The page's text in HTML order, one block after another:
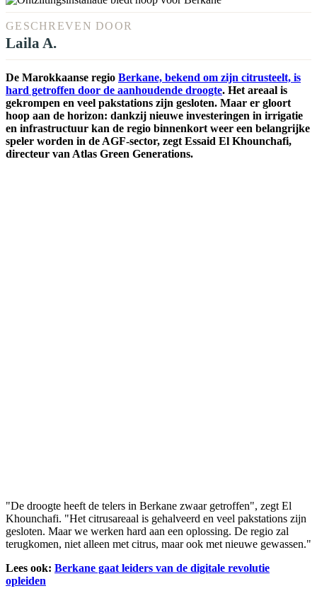
GESCHREVEN DOOR
Laila A.
De Marokkaanse regio Berkane, bekend om zijn citrusteelt, is
hard getroffen door de aanhoudende droogte. Het areaal is
gekrompen en veel pakstations zijn gesloten. Maar er gloort
hoop aan de horizon: dankzij nieuwe investeringen in irrigatie
en infrastructuur kan de regio binnenkort weer een belangrijke
speler worden in de AGF-sector, zegt Essaid El Khounchafi,
directeur van Atlas Green Generations.
"De droogte heeft de telers in Berkane zwaar getroffen", zegt El
Khounchafi. "Het citrusareaal is gehalveerd en veel pakstations zijn
gesloten. Maar we werken hard aan een oplossing. De regio zal
terugkomen, niet alleen met citrus, maar ook met nieuwe gewassen."
Lees ook: Berkane gaat leiders van de digitale revolutie
opleiden